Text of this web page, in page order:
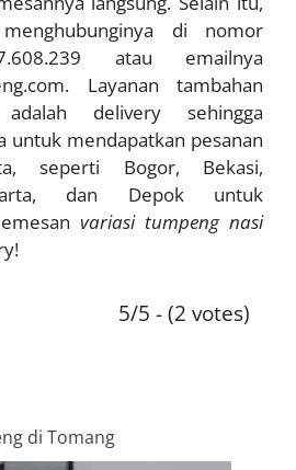
di nomor
atau emailnya
Layanan tambahan
delivery sehingga
untuk mendapatkan pesanan
seperti Bogor, Bekasi,
dan Depok untuk
variasi tumpeng nasi
5/5 - (2 votes)
di Tomang